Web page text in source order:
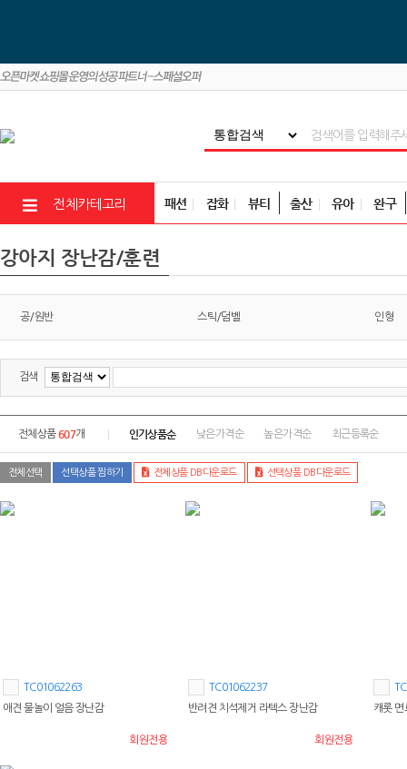
전체카테고리 패션 잡화 뷰티 출산 유아 완구
강아지 장난감/훈련
공/원반 스틱/덤벨 인형
검색
전체상품607개 인기상품순 낮은가격순 높은가격순 최근등록순
전체선택 선택상품 찜하기 전체상품 DB다운로드 선택상품 DB다운로드
TC01062263
애견 물놀이 얼음 장난감
회원전용
TC01062237
반려견 치석제거 라텍스 장난감
회원전용
캐롯 면